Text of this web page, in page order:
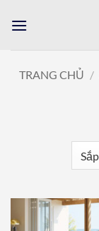
qua
TRANG CHỦ /